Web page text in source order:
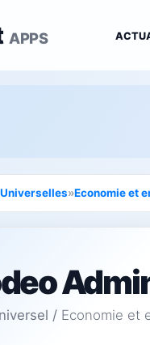
APPS
»Economie et
/ Economie et